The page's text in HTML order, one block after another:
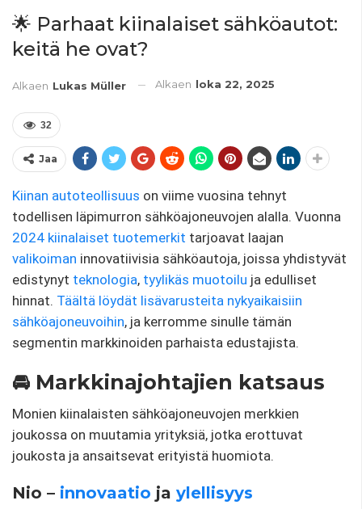
🌟 Parhaat kiinalaiset sähköautot:
keitä he ovat?
Alkaen Lukas Müller Alkaen loka 22, 2025
32
Jaa
Kiinan autoteollisuus on viime vuosina tehnyt
todellisen läpimurron sähköajoneuvojen alalla. Vuonna
2024 kiinalaiset tuotemerkit tarjoavat laajan
valikoiman innovatiivisia sähköautoja, joissa yhdistyvät
edistynyt teknologia, tyylikäs muotoilu ja edulliset
hinnat. Täältä löydät lisävarusteita nykyaikaisiin
sähköajoneuvoihin, ja kerromme sinulle tämän
segmentin markkinoiden parhaista edustajista.
🚘 Markkinajohtajien katsaus
Monien kiinalaisten sähköajoneuvojen merkkien
joukossa on muutamia yrityksiä, jotka erottuvat
joukosta ja ansaitsevat erityistä huomiota.
Nio – innovaatio ja ylellisyys